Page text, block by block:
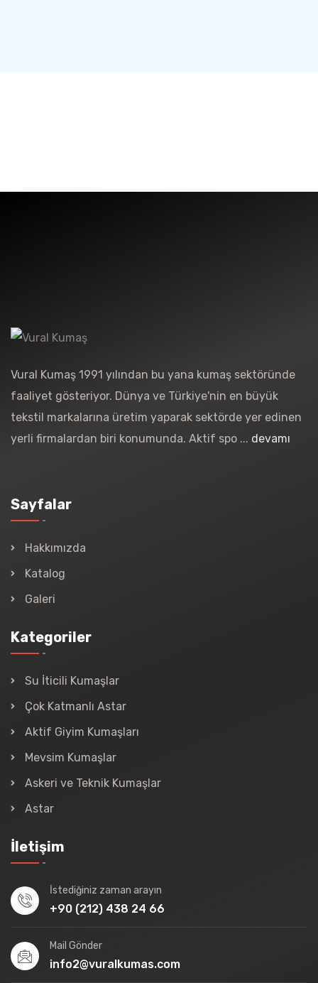
Vural Kumaş 1991 yılından bu yana kumaş sektöründe
faaliyet gösteriyor. Dünya ve Türkiye'nin en büyük
tekstil markalarına üretim yaparak sektörde yer edinen
yerli firmalardan biri konumunda. Aktif spo ... devamı
Sayfalar
Hakkımızda
Katalog
Galeri
Kategoriler
Su İticili Kumaşlar
Çok Katmanlı Astar
Aktif Giyim Kumaşları
Mevsim Kumaşlar
Askeri ve Teknik Kumaşlar
Astar
İletişim
İstediğiniz zaman arayın
+90 (212) 438 24 66
Mail Gönder
info2@vuralkumas.com